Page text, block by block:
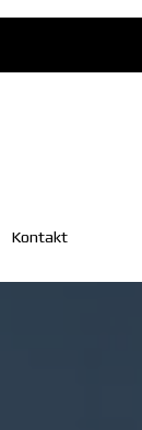
▼
Kontakt